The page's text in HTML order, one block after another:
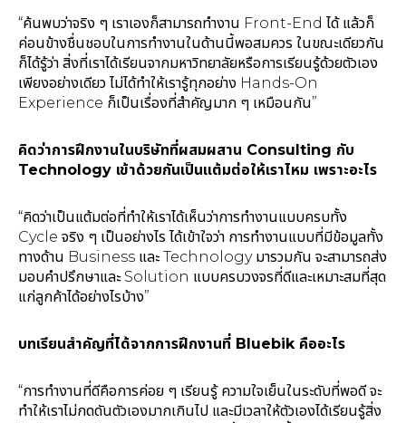
“ค้นพบว่าจริง ๆ เราเองก็สามารถทำงาน Front-End ได้ แล้วก็
ค่อนข้างชื่นชอบในการทำงานในด้านนี้พอสมควร ในขณะเดียวกัน
ก็ได้รู้ว่า สิ่งที่เราได้เรียนจากมหาวิทยาลัยหรือการเรียนรู้ด้วยตัวเอง
เพียงอย่างเดียว ไม่ได้ทำให้เรารู้ทุกอย่าง Hands-On
Experience ก็เป็นเรื่องที่สำคัญมาก ๆ เหมือนกัน”
คิดว่าการฝึกงานในบริษัทที่ผสมผสาน Consulting กับ
Technology เข้าด้วยกันเป็นแต้มต่อให้เราไหม เพราะอะไร
“คิดว่าเป็นแต้มต่อที่ทำให้เราได้เห็นว่าการทำงานแบบครบทั้ง
Cycle จริง ๆ เป็นอย่างไร ได้เข้าใจว่า การทำงานแบบที่มีข้อมูลทั้ง
ทางด้าน Business และ Technology มารวมกัน จะสามารถส่ง
มอบคำปรึกษาและ Solution แบบครบวงจรที่ดีและเหมาะสมที่สุด
แก่ลูกค้าได้อย่างไรบ้าง”
บทเรียนสำคัญที่ได้จากการฝึกงานที่ Bluebik คืออะไร
“การทำงานที่ดีคือการค่อย ๆ เรียนรู้ ความใจเย็นในระดับที่พอดี จะ
ทำให้เราไม่กดดันตัวเองมากเกินไป และมีเวลาให้ตัวเองได้เรียนรู้สิ่ง